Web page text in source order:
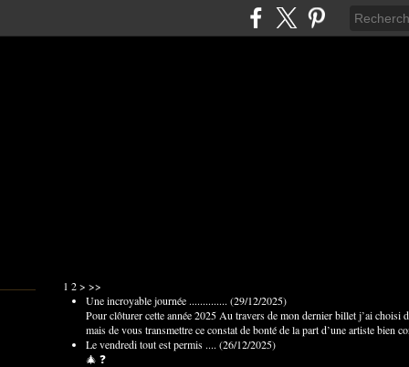
1 2> >>
Une incroyable journée .............. (29/12/2025)
Pour clôturer cette année 2025 Au travers de mon dernier billet j’ai
mais de vous transmettre ce constat de bonté de la part d’une artiste bien
Le vendredi tout est permis .... (26/12/2025)
🎄 ❓